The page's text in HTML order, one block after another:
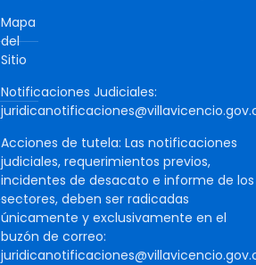
Mapa
del
Sitio
Notificaciones Judiciales:
Acciones de tutela: Las notificaciones
judiciales, requerimientos previos,
incidentes de desacato e informe de los
sectores, deben ser radicadas
únicamente y exclusivamente en el
buzón de correo: